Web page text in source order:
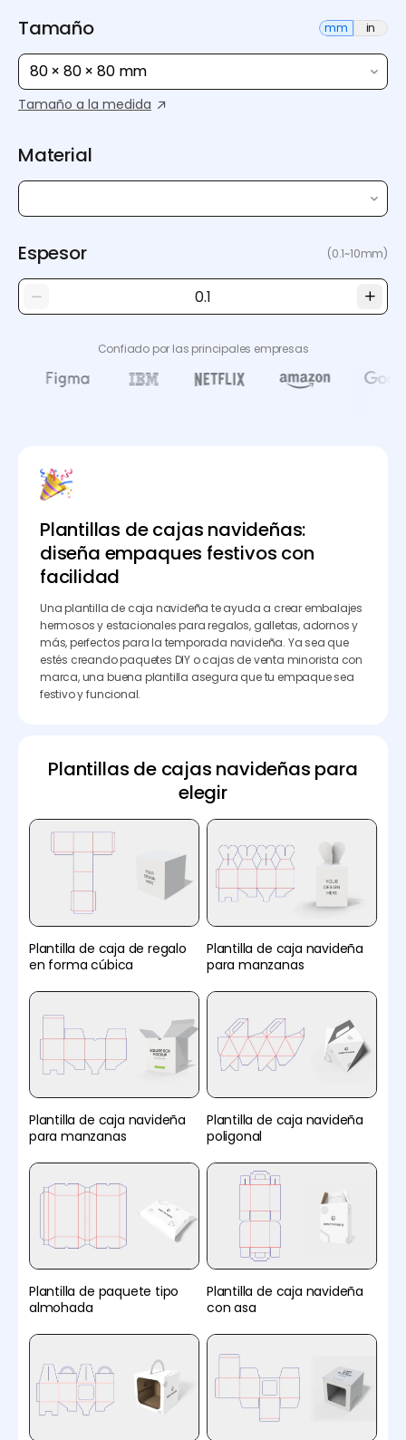
Tamaño mm in
80 × 80 × 80 mm
Tamaño a la medida
Material
Espesor (0.1~10mm)
Confiado por las principales empresas
Plantillas de cajas navideñas:
diseña empaques festivos con
facilidad
Una plantilla de caja navideña te ayuda a crear embalajes
hermosos y estacionales para regalos, galletas, adornos y
más, perfectos para la temporada navideña. Ya sea que
estés creando paquetes DIY o cajas de venta minorista con
marca, una buena plantilla asegura que tu empaque sea
festivo y funcional.
Plantillas de cajas navideñas para
elegir
Plantilla de caja de regalo
en forma cúbica
Plantilla de caja navideña
para manzanas
Plantilla de caja navideña
para manzanas
Plantilla de caja navideña
poligonal
Plantilla de paquete tipo
almohada
Plantilla de caja navideña
con asa